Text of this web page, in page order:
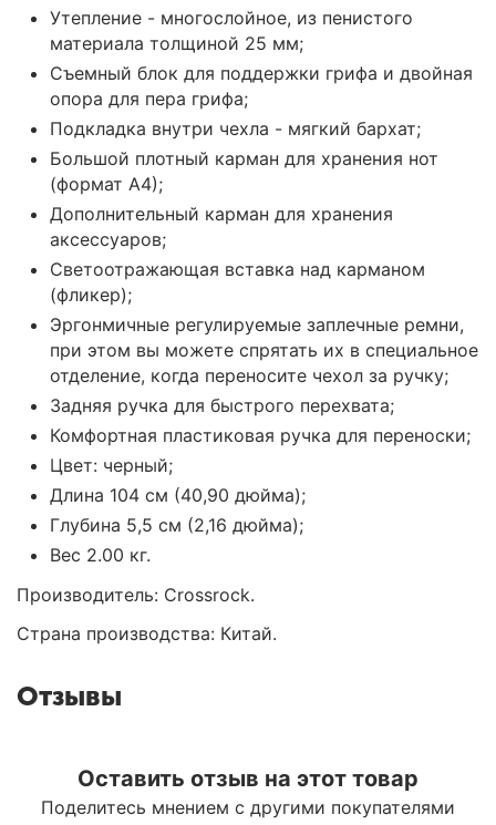
Утепление - многослойное, из пенистого
материала толщиной 25 мм;
Съемный блок для поддержки грифа и двойная
опора для пера грифа;
Подкладка внутри чехла - мягкий бархат;
Большой плотный карман для хранения нот
(формат А4);
Дополнительный карман для хранения
аксессуаров;
Светоотражающая вставка над карманом
(фликер);
Эргонмичные регулируемые заплечные ремни,
при этом вы можете спрятать их в специальное
отделение, когда переносите чехол за ручку;
Задняя ручка для быстрого перехвата;
Комфортная пластиковая ручка для переноски;
Цвет: черный;
Длина 104 см (40,90 дюйма);
Глубина 5,5 см (2,16 дюйма);
Вес 2.00 кг.
Производитель: Crossrock.
Страна производства: Китай.
Отзывы
Оставить отзыв на этот товар
Поделитесь мнением с другими покупателями